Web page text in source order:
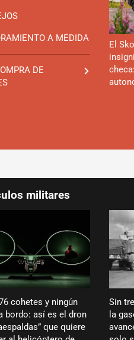
A MEDIDA
DE
El
militares
cohetes y ningún
bordo: así es el dron
que quiere
Sin
la